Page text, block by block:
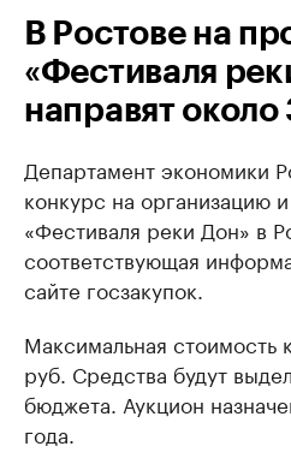
В Ростове на
«Фестиваля
направят
Департамент экономики
конкурс на организацию
«Фестиваля реки Дон» в
соответствующая
сайте госзакупок.
Максимальная стоимость
руб. Средства будут
бюджета. Аукцион
года.